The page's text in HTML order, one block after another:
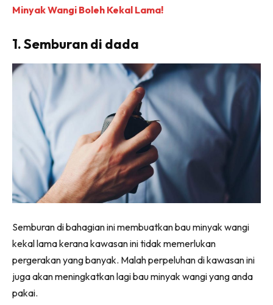
Minyak Wangi Boleh Kekal Lama!
1. Semburan di dada
Semburan di bahagian ini membuatkan bau minyak wangi
kekal lama kerana kawasan ini tidak memerlukan
pergerakan yang banyak. Malah perpeluhan di kawasan ini
juga akan meningkatkan lagi bau minyak wangi yang anda
pakai.